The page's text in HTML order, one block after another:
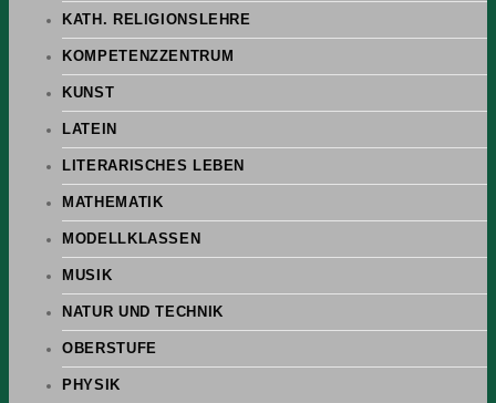
KATH. RELIGIONSLEHRE
KOMPETENZZENTRUM
KUNST
LATEIN
LITERARISCHES LEBEN
MATHEMATIK
MODELLKLASSEN
MUSIK
NATUR UND TECHNIK
OBERSTUFE
PHYSIK